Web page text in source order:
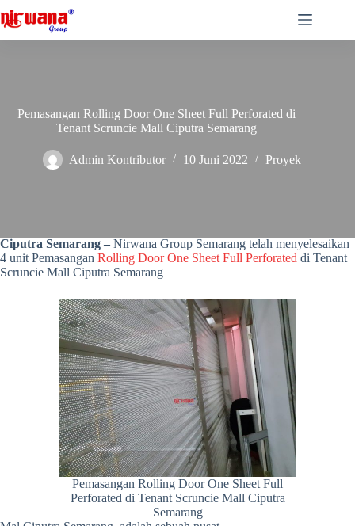
to
Pemasangan Rolling Door One Sheet Full Perforated di
Tenant Scruncie Mall Ciputra Semarang
Admin Kontributor 10 Juni 2022 Proyek
Ciputra Semarang – Nirwana Group Semarang telah menyelesaikan
4 unit Pemasangan Rolling Door One Sheet Full Perforated di Tenant
Scruncie Mall Ciputra Semarang
Pemasangan Rolling Door One Sheet Full
Perforated di Tenant Scruncie Mall Ciputra
Semarang